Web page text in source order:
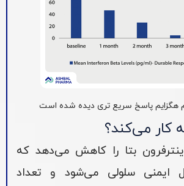
کار می‌کند؟
بتا را کاهش می‌دهد که
ایمنی سلولی می‌شود و تعداد